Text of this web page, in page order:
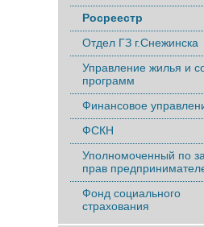
Росреестр
Отдел ГЗ г.Снежинска
Управление жилья и
программ
Финансовое
ФСКН
Уполномоченный по
прав
Фонд социального
страхования